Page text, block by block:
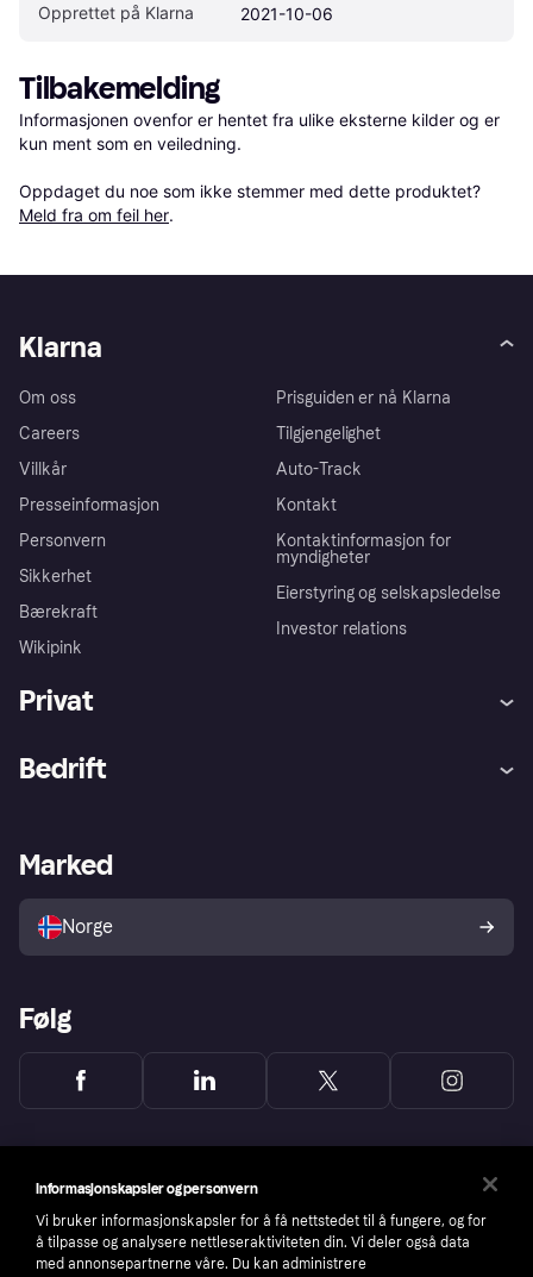
Opprettet på Klarna 2021-10-06
Tilbakemelding
Informasjonen ovenfor er hentet fra ulike eksterne kilder og er
kun ment som en veiledning.
Oppdaget du noe som ikke stemmer med dette produktet?
Meld fra om feil her.
Klarna
Om oss
Careers
Villkår
Presseinformasjon
Personvern
Sikkerhet
Bærekraft
Wikipink
Prisguiden er nå Klarna
Tilgjengelighet
Auto-Track
Kontakt
Kontaktinformasjon for
myndigheter
Eierstyring og selskapsledelse
Investor relations
Privat
Utforsk butikker
Bedrift
Merchant portal
Marked
Norge
Følg
Informasjonskapsler og personvern
Vi bruker informasjonskapsler for å få nettstedet til å fungere, og for
å tilpasse og analysere nettleseraktiviteten din. Vi deler også data
med annonsepartnerne våre. Du kan administrere